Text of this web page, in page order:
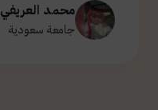
محمد العريفي
جامعة سعودية